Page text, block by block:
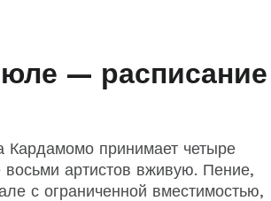
— расписание
Кардамомо принимает четыре
артистов вживую. Пение,
с ограниченной вместимостью,